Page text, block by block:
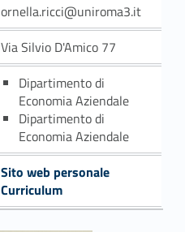
ornella.ricci@uniroma3.it
Via Silvio D'Amico 77
Dipartimento di
Economia Aziendale
Dipartimento di
Economia Aziendale
Sito web personale
Curriculum